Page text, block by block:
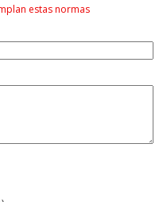
estas normas